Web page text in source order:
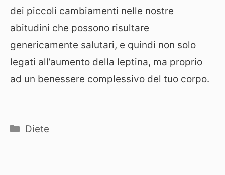
dei piccoli cambiamenti nelle nostre
abitudini che possono risultare
genericamente salutari, e quindi non solo
legati all’aumento della leptina, ma proprio
ad un benessere complessivo del tuo corpo.
Categorie
Diete